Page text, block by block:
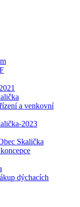
a venkovní
2023
Skalička
dýchacích